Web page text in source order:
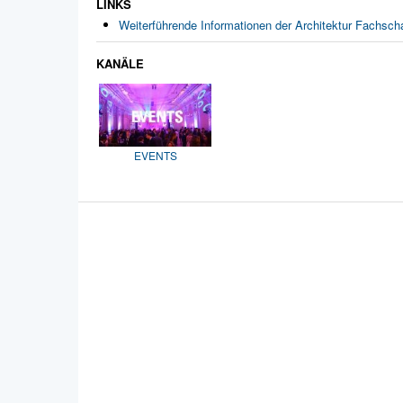
Moderatoren:
ZIM Medien-Service
LINKS
Weiterführende Informationen der Architektur
KANÄLE
EVENTS